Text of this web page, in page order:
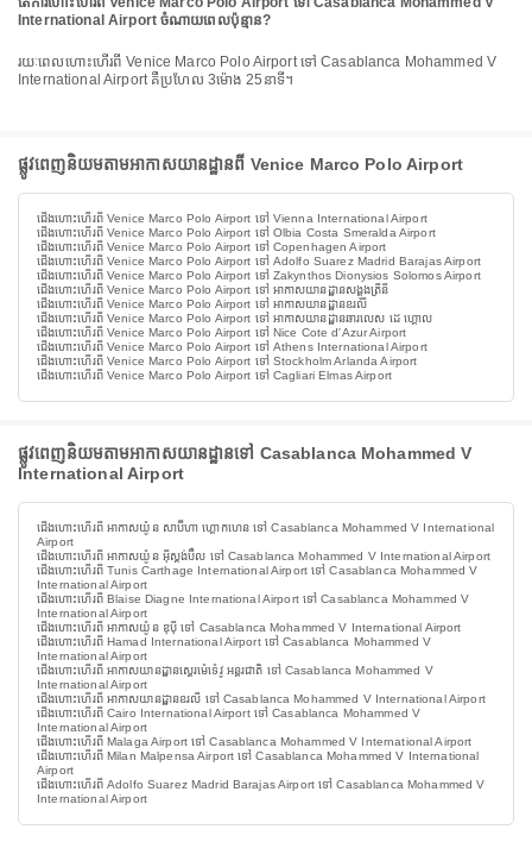
International Airport ចំណាយពេលប៉ុន្មាន?
រយៈពេលហោះហើរពី Venice Marco Polo Airport ទៅ Casablanca Mohammed V
International Airport គឺប្រហែល 3ម៉ោង 25នាទី។
ផ្លូវពេញនិយមតាមអាកាសយានដ្ឋានពី Venice Marco Polo Airport
ជើងហោះហើរពី Venice Marco Polo Airport ទៅ Vienna International Airport
ជើងហោះហើរពី Venice Marco Polo Airport ទៅ Olbia Costa Smeralda Airport
ជើងហោះហើរពី Venice Marco Polo Airport ទៅ Copenhagen Airport
ជើងហោះហើរពី Venice Marco Polo Airport ទៅ Adolfo Suarez Madrid Barajas Airport
ជើងហោះហើរពី Venice Marco Polo Airport ទៅ Zakynthos Dionysios Solomos Airport
ជើងហោះហើរពី Venice Marco Polo Airport ទៅ អាកាសយានដ្ឋានសង្តុងត្រីនី
ជើងហោះហើរពី Venice Marco Polo Airport ទៅ អាកាសយានដ្ឋានឧរលី
ជើងហោះហើរពី Venice Marco Polo Airport ទៅ អាកាសយានដ្ឋានឆារលេស ដេ ហ្គោល
ជើងហោះហើរពី Venice Marco Polo Airport ទៅ Nice Cote d'Azur Airport
ជើងហោះហើរពី Venice Marco Polo Airport ទៅ Athens International Airport
ជើងហោះហើរពី Venice Marco Polo Airport ទៅ Stockholm Arlanda Airport
ជើងហោះហើរពី Venice Marco Polo Airport ទៅ Cagliari Elmas Airport
ផ្លូវពេញនិយមតាមអាកាសយានដ្ឋានទៅ Casablanca Mohammed V
International Airport
ជើងហោះហើរពី អាកាសយ៉ូន សាប៊ីហា ហ្គោកហេន ទៅ Casablanca Mohammed V International
Airport
ជើងហោះហើរពី អាកាសយ៉ូន អ៊ីស្តង់ប៊ឺល ទៅ Casablanca Mohammed V International Airport
ជើងហោះហើរពី Tunis Carthage International Airport ទៅ Casablanca Mohammed V
International Airport
ជើងហោះហើរពី Blaise Diagne International Airport ទៅ Casablanca Mohammed V
International Airport
ជើងហោះហើរពី អាកាសយ៉ូន ឌុប៉ី ទៅ Casablanca Mohammed V International Airport
ជើងហោះហើរពី Hamad International Airport ទៅ Casablanca Mohammed V
International Airport
ជើងហោះហើរពី អាកាសយានដ្ឋានស្ហេរម៉េទ៉េវូ អន្តរជាតិ ទៅ Casablanca Mohammed V
International Airport
ជើងហោះហើរពី អាកាសយានដ្ឋានឧរលី ទៅ Casablanca Mohammed V International Airport
ជើងហោះហើរពី Cairo International Airport ទៅ Casablanca Mohammed V
International Airport
ជើងហោះហើរពី Malaga Airport ទៅ Casablanca Mohammed V International Airport
ជើងហោះហើរពី Milan Malpensa Airport ទៅ Casablanca Mohammed V International
Airport
ជើងហោះហើរពី Adolfo Suarez Madrid Barajas Airport ទៅ Casablanca Mohammed V
International Airport